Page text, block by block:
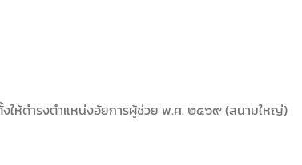
งให้ดำรงตำแหน่งอัยการผู้ช่วย พ.ศ. ๒๕๖๙ (สนามใหญ่)